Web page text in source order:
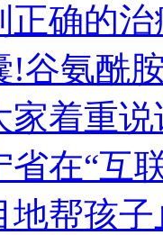
正确的治
!谷氨酰
家着重说
省在“互
地帮孩子